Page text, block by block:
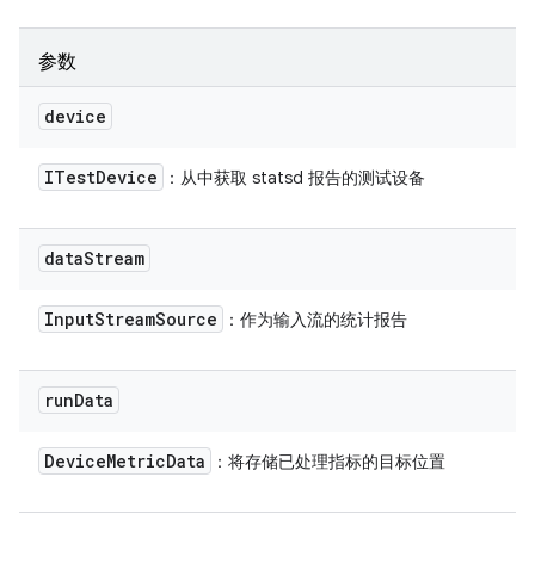
参数
device
ITestDevice ：从中获取 statsd 报告的测试设备
dataStream
InputStreamSource ：作为输入流的统计报告
runData
DeviceMetricData ：将存储已处理指标的目标位置